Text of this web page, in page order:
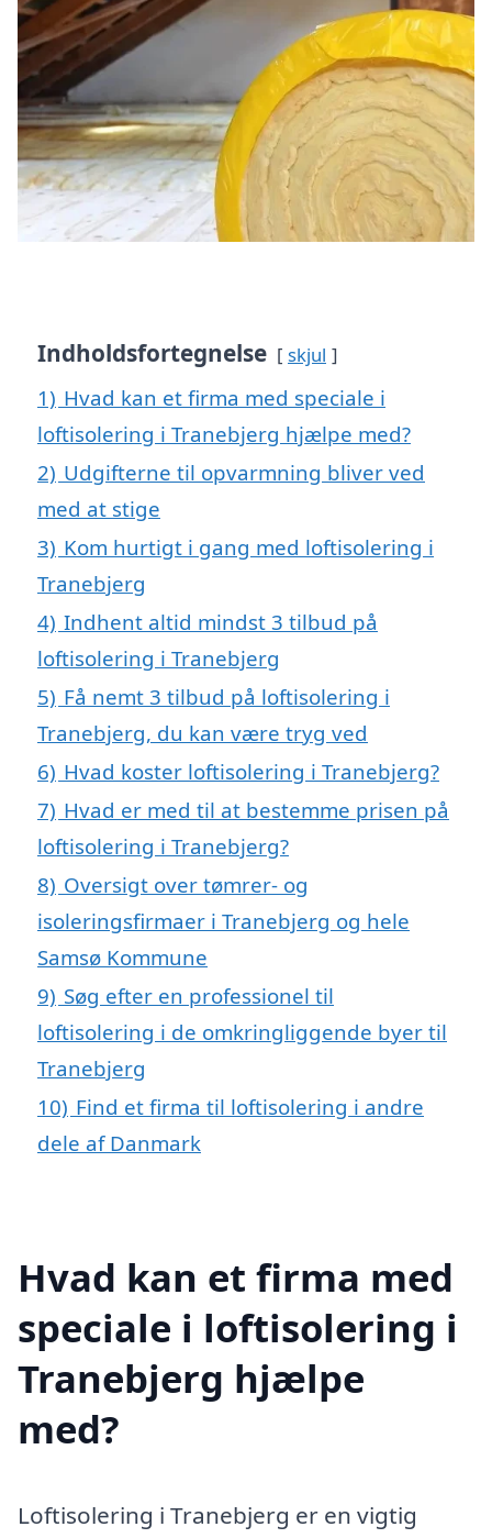
Indholdsfortegnelse skjul
1) Hvad kan et firma med speciale i
loftisolering i Tranebjerg hjælpe med?
2) Udgifterne til opvarmning bliver ved
med at stige
3) Kom hurtigt i gang med loftisolering i
Tranebjerg
4) Indhent altid mindst 3 tilbud på
loftisolering i Tranebjerg
5) Få nemt 3 tilbud på loftisolering i
Tranebjerg, du kan være tryg ved
6) Hvad koster loftisolering i Tranebjerg?
7) Hvad er med til at bestemme prisen på
loftisolering i Tranebjerg?
8) Oversigt over tømrer- og
isoleringsfirmaer i Tranebjerg og hele
Samsø Kommune
9) Søg efter en professionel til
loftisolering i de omkringliggende byer til
Tranebjerg
10) Find et firma til loftisolering i andre
dele af Danmark
Hvad kan et firma med
speciale i loftisolering i
Tranebjerg hjælpe
med?
Loftisolering i Tranebjerg er en vigtig